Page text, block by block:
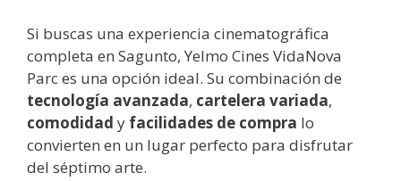
Si buscas una experiencia cinematográfica
completa en Sagunto, Yelmo Cines VidaNova
Parc es una opción ideal. Su combinación de
tecnología avanzada, cartelera variada,
comodidad y facilidades de compra lo
convierten en un lugar perfecto para disfrutar
del séptimo arte.